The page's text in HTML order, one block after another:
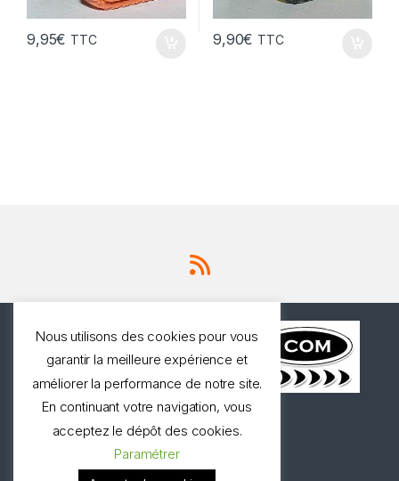
9,95€ TTC 9,90€ TTC
nous!
0327973537
Nous utilisons des cookies pour vous
garantir la meilleure expérience et
améliorer la performance de notre site.
En continuant votre navigation, vous
acceptez le dépôt des cookies.
Paramétrer